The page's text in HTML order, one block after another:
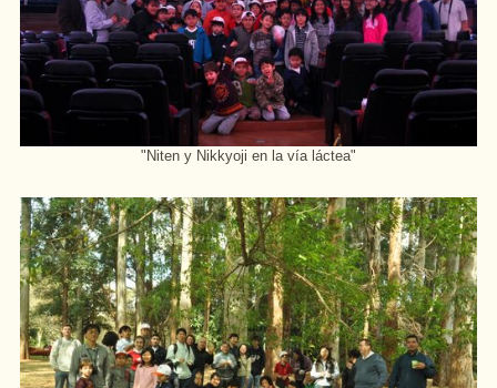
" Niten y Nikkyoji en la vía láctea"